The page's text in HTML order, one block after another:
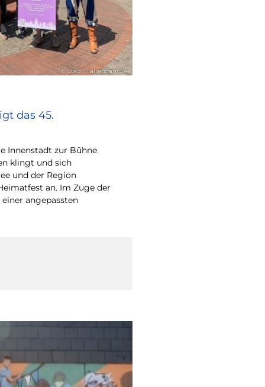
© Stadt Haltern am See
das 45.
Innenstadt zur Bühne
klingt und sich
und der Region
an. Im Zuge der
angepassten